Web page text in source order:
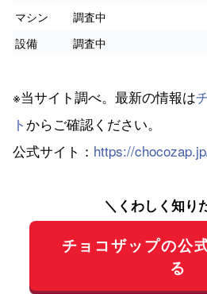
マシン
調査中
設備
調査中
※当サイト調べ。最新の情報は
ト からご確認ください。
公式サイト： https://
＼くわしく知り
チョコザップの公
る